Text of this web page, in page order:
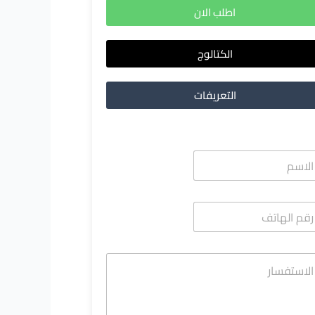
اطلب الان
الكتالوج
التعريفات